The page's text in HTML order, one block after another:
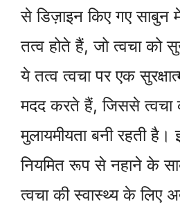
से डिज़ाइन किए गए साबुन
तत्व होते हैं, जो त्वचा को
ये तत्व त्वचा पर एक
मदद करते हैं, जिससे त्वचा
मुलायमीयता बनी रहती है।
नियमित रूप से नहाने के
त्वचा की स्वास्थ्य के लिए